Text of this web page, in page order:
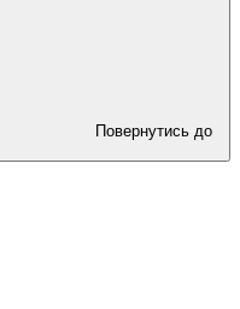
Повернутись до